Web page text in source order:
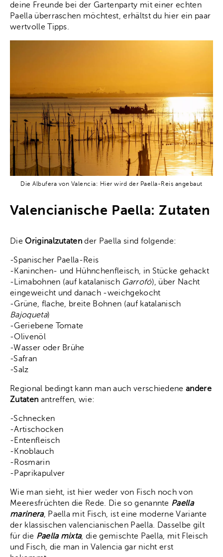
deine Freunde bei der Gartenparty mit einer echten
Paella überraschen möchtest, erhältst du hier ein paar
wertvolle Tipps.
Die Albufera von Valencia: Hier wird der Paella-Reis angebaut
Valencianische Paella: Zutaten
DieOriginalzutaten der Paella sind folgende:
-Spanischer Paella-Reis
-Kaninchen- und Hühnchenfleisch, in Stücke gehackt
-Limabohnen (auf katalanisch Garrofó), über Nacht
eingeweicht und danach -weichgekocht
-Grüne, flache, breite Bohnen (auf katalanisch
Bajoqueta)
-Geriebene Tomate
-Olivenöl
-Wasser oder Brühe
-Safran
-Salz
Regional bedingt kann man auch verschiedeneandere
Zutaten antreffen, wie:
-Schnecken
-Artischocken
-Entenfleisch
-Knoblauch
-Rosmarin
-Paprikapulver
Wie man sieht, ist hier weder von Fisch noch von
Meeresfrüchten die Rede. Die so genannte Paella
marinera, Paella mit Fisch, ist eine moderne Variante
der klassischen valencianischen Paella. Dasselbe gilt
für die Paella mixta, die gemischte Paella, mit Fleisch
und Fisch, die man in Valencia gar nicht erst